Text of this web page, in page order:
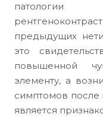
патологии
предыдущих
это
повышенной
элементу, а
симптомов после
является